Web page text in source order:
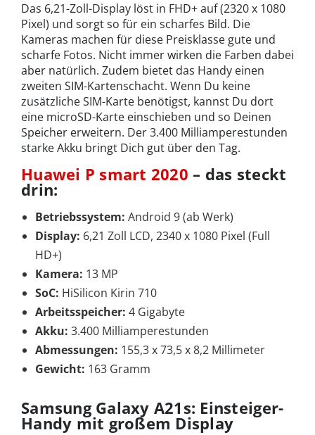
Das 6,21-Zoll-Display löst in FHD+ auf (2320 x 1080
Pixel) und sorgt so für ein scharfes Bild. Die
Kameras machen für diese Preisklasse gute und
scharfe Fotos. Nicht immer wirken die Farben dabei
aber natürlich. Zudem bietet das Handy einen
zweiten SIM-Kartenschacht. Wenn Du keine
zusätzliche SIM-Karte benötigst, kannst Du dort
eine microSD-Karte einschieben und so Deinen
Speicher erweitern. Der 3.400 Milliamperestunden
starke Akku bringt Dich gut über den Tag.
Huawei P smart 2020 – das steckt
drin:
Betriebssystem: Android 9 (ab Werk)
Display: 6,21 Zoll LCD, 2340 x 1080 Pixel (Full
HD+)
Kamera: 13 MP
SoC: HiSilicon Kirin 710
Arbeitsspeicher: 4 Gigabyte
Akku: 3.400 Milliamperestunden
Abmessungen: 155,3 x 73,5 x 8,2 Millimeter
Gewicht: 163 Gramm
Samsung Galaxy A21s: Einsteiger-
Handy mit großem Display